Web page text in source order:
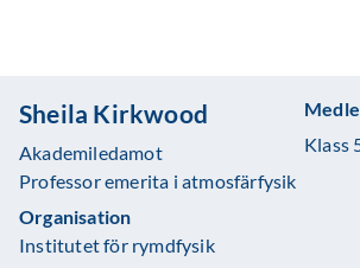
Sheila Kirkwood
Akademiledamot
Professor emerita i atmosfärfysik
Organisation
Institutet för rymdfysik
Klass